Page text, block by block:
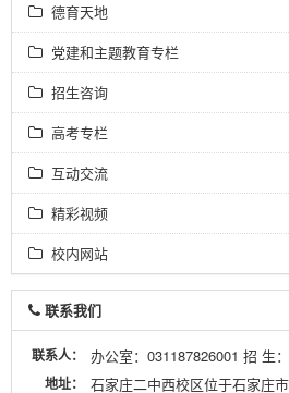
德育天地
党建和主题教育专栏
招生咨询
高考专栏
互动交流
精彩视频
校内网站
联系我们
联系人： 办公室：031187826001 招 生
地址： 石家庄二中西校区位于石家庄